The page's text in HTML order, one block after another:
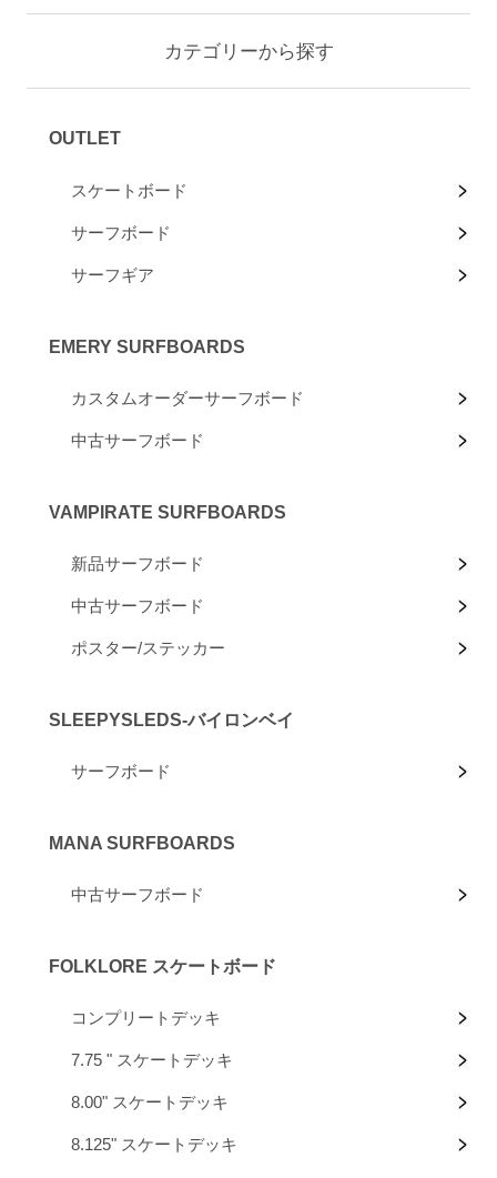
カテゴリーから探す
OUTLET
スケートボード
サーフボード
サーフギア
EMERY SURFBOARDS
カスタムオーダーサーフボード
中古サーフボード
VAMPIRATE SURFBOARDS
新品サーフボード
中古サーフボード
ポスター/ステッカー
SLEEPYSLEDS-バイロンベイ
サーフボード
MANA SURFBOARDS
中古サーフボード
FOLKLORE スケートボード
コンプリートデッキ
7.75 " スケートデッキ
8.00" スケートデッキ
8.125" スケートデッキ